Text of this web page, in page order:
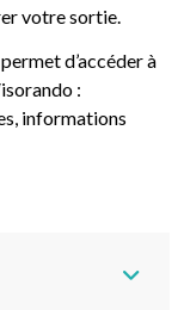
votre sortie.
d’accéder à
:
informations